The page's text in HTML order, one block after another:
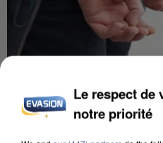
L’UN DES
MAFIA INTERPELLÉ EN
Le respect de
notre priorité